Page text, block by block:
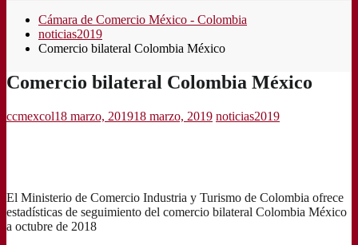
Cámara de Comercio México - Colombia
noticias2019
Comercio bilateral Colombia México
Comercio bilateral Colombia México
ccmexcol18 marzo, 201918 marzo, 2019 noticias2019
El Ministerio de Comercio Industria y Turismo de Colombia ofrece
estadísticas de seguimiento del comercio bilateral Colombia México
a octubre de 2018